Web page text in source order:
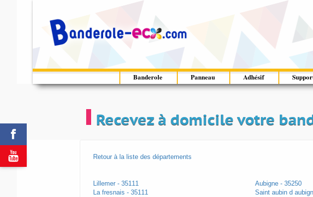


Banderole Panneau Adhésif
Recevez à domicile votre
Retour à la liste des départements
Lillemer - 35111
La fresnais - 35111
Aubigne - 35250
Saint aubin d